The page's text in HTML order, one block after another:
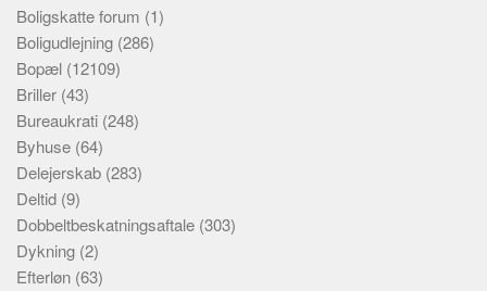
Boligskatte forum (1)
Boligudlejning (286)
Bopæl (12109)
Briller (43)
Bureaukrati (248)
Byhuse (64)
Delejerskab (283)
Deltid (9)
Dobbeltbeskatningsaftale (303)
Dykning (2)
Efterløn (63)